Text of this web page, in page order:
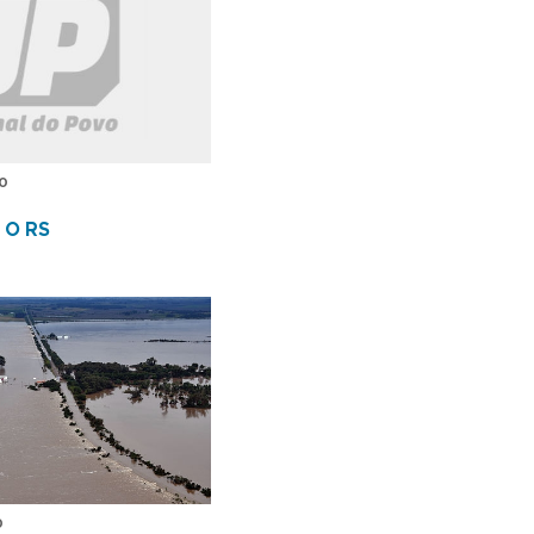
O RS